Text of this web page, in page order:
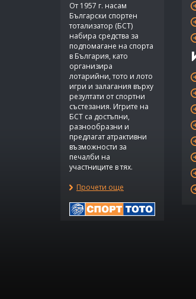
От 1957 г. насам
Български спортен
тотализатор (БСТ)
набира средства за
подпомагане на спорта
в България, като
организира
лотарийни, тото и лото
игри и залагания върху
резултати от спортни
състезания. Игрите на
БСТ са достъпни,
разнообразни и
предлагат атрактивни
възможности за
печалби на
участниците в тях.
Прочети още